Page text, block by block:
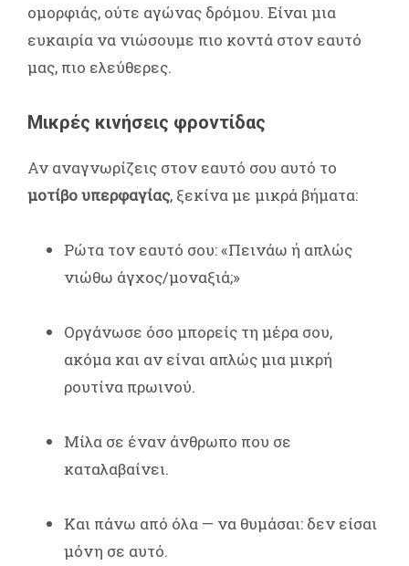
ομορφιάς, ούτε αγώνας δρόμου. Είναι μια
ευκαιρία να νιώσουμε πιο κοντά στον εαυτό
μας, πιο ελεύθερες.
Μικρές κινήσεις φροντίδας
Αν αναγνωρίζεις στον εαυτό σου αυτό το
μοτίβο υπερφαγίας, ξεκίνα με μικρά βήματα:
Ρώτα τον εαυτό σου: «Πεινάω ή απλώς
νιώθω άγχος/μοναξιά;»
Οργάνωσε όσο μπορείς τη μέρα σου,
ακόμα και αν είναι απλώς μια μικρή
ρουτίνα πρωινού.
Μίλα σε έναν άνθρωπο που σε
καταλαβαίνει.
Και πάνω από όλα — να θυμάσαι: δεν είσαι
μόνη σε αυτό.